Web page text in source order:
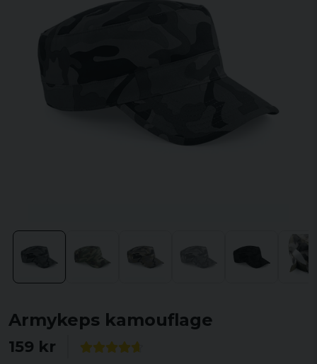
Armykeps kamouflage
159 kr